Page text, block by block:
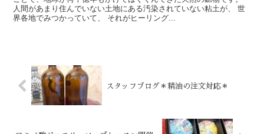
人間があまり住んでいない土地にある汚染されていない粘土が、 世
界各地でみつかっていて、 それがヒーリング...
スタッフブログ＊精油の注文対応＊